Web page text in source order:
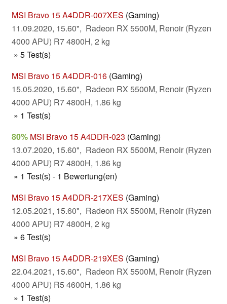
MSI Bravo 15 A4DDR-007XES (Gaming)
11.09.2020, 15.60", Radeon RX 5500M, Renoir (Ryzen
4000 APU) R7 4800H, 2 kg
» 5 Test(s)
MSI Bravo 15 A4DDR-016 (Gaming)
15.05.2020, 15.60", Radeon RX 5500M, Renoir (Ryzen
4000 APU) R7 4800H, 1.86 kg
» 1 Test(s)
80% MSI Bravo 15 A4DDR-023 (Gaming)
13.07.2020, 15.60", Radeon RX 5500M, Renoir (Ryzen
4000 APU) R7 4800H, 1.86 kg
» 1 Test(s) - 1 Bewertung(en)
MSI Bravo 15 A4DDR-217XES (Gaming)
12.05.2021, 15.60", Radeon RX 5500M, Renoir (Ryzen
4000 APU) R7 4800H, 2 kg
» 6 Test(s)
MSI Bravo 15 A4DDR-219XES (Gaming)
22.04.2021, 15.60", Radeon RX 5500M, Renoir (Ryzen
4000 APU) R5 4600H, 1.86 kg
» 1 Test(s)